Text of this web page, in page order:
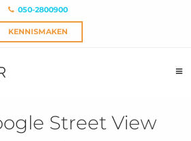
050-2800900
KENNISMAKEN
Street View